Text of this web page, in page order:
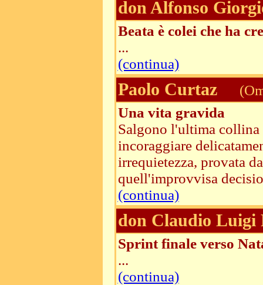
don Alfonso
Beata è colei che ha
...
(continua)
Paolo Curtaz
Una vita gravida
Salgono l'ultima collina
incoraggiare
irrequietezza, provata
quell'improvvisa
(continua)
don Claudio Luigi
Sprint finale verso
...
(continua)